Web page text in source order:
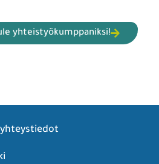
yhteistyökumppaniksi!